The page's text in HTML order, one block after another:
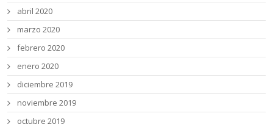
abril 2020
marzo 2020
febrero 2020
enero 2020
diciembre 2019
noviembre 2019
octubre 2019